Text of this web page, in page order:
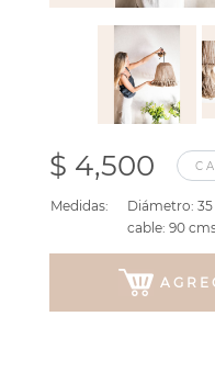
$ 4,500
Medidas:
Diámetro:
cable: 90